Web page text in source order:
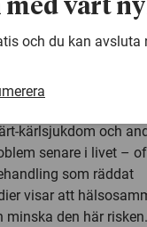
kan skydda
mot
cancer löper ökad risk
kärlsjukdom och
senare i livet –
som räddat
visar att
minska den här risken.
med vårt
och du kan avsluta